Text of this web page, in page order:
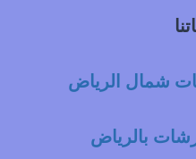
شمال الرياض
بالرياض